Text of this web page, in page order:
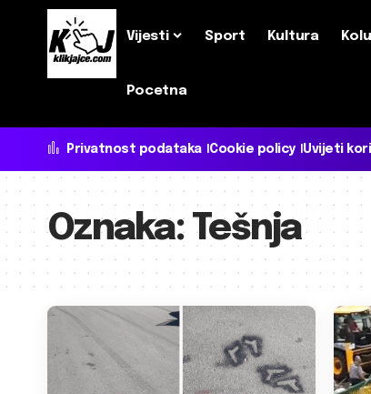
Vijesti Sport Kultura
Pocetna
Privatnost podataka Cookie policy Uvijeti
Oznaka: Tešnja